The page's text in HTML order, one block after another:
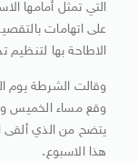
التي تمثل أمامها
على اتهامات
الاطاحة بها
وقالت الشرطة يوم
وقع مساء الخميس
يتضح من الذي ألقى
هذا الاسبوع.